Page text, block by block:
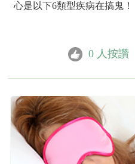
心是以下6類型疾病在搞鬼！
0 人按讚